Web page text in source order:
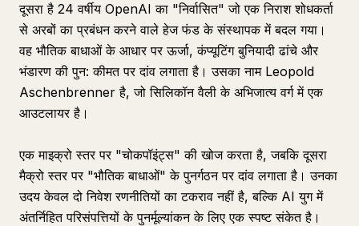
दूसरा है 24 वर्षीय OpenAI का "निर्वासित" जो एक निराश शोधकर्ता
से अरबों का प्रबंधन करने वाले हेज फंड के संस्थापक में बदल गया।
वह भौतिक बाधाओं के आधार पर ऊर्जा, कंप्यूटिंग बुनियादी ढांचे और
भंडारण की पुन: कीमत पर दांव लगाता है। उसका नाम Leopold
Aschenbrenner है, जो सिलिकॉन वैली के अभिजात्य वर्ग में एक
आउटलायर है।
एक माइक्रो स्तर पर "चोकपॉइंट्स" की खोज करता है, जबकि दूसरा
मैक्रो स्तर पर "भौतिक बाधाओं" के पुनर्गठन पर दांव लगाता है। उनका
उदय केवल दो निवेश रणनीतियों का टकराव नहीं है, बल्कि AI युग में
अंतर्निहित परिसंपत्तियों के पुनर्मूल्यांकन के लिए एक स्पष्ट संकेत है।